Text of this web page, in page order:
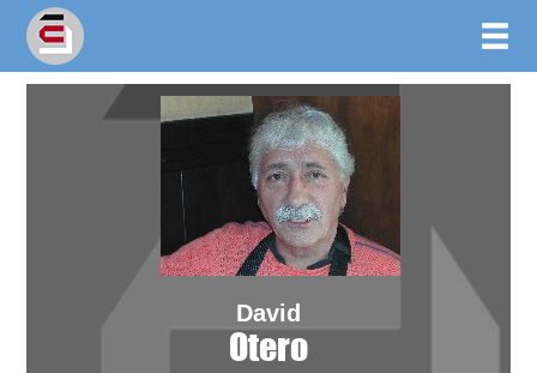
David
Otero